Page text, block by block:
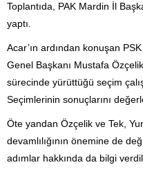
Toplantıda, PAK Mardin İl
yaptı.
Acar’ın ardından konuşan
Genel Başkanı Mustafa
sürecinde yürüttüğü seçim
Seçimlerinin sonuçlarını
Öte yandan Özçelik ve Tek,
devamlılığının önemine de
adımlar hakkında da bilgi